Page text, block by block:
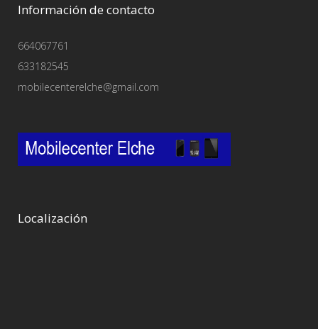
Información de contacto
664067761
633182545
mobilecenterelche@gmail.com
Localización